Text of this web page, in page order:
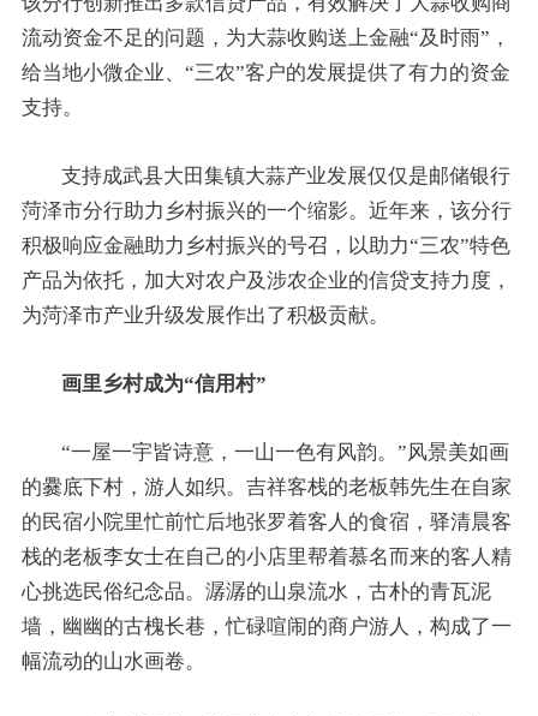
流动资金不足的问题，为大蒜收购送上金融“及时雨”，
给当地小微企业、“三农”客户的发展提供了有力的资金
支持。
支持成武县大田集镇大蒜产业发展仅仅是邮储银行
菏泽市分行助力乡村振兴的一个缩影。近年来，该分行
积极响应金融助力乡村振兴的号召，以助力“三农”特色
产品为依托，加大对农户及涉农企业的信贷支持力度，
为菏泽市产业升级发展作出了积极贡献。
画里乡村成为“信用村”
“一屋一宇皆诗意，一山一色有风韵。”风景美如画
的爨底下村，游人如织。吉祥客栈的老板韩先生在自家
的民宿小院里忙前忙后地张罗着客人的食宿，驿清晨客
栈的老板李女士在自己的小店里帮着慕名而来的客人精
心挑选民俗纪念品。潺潺的山泉流水，古朴的青瓦泥
墙，幽幽的古槐长巷，忙碌喧闹的商户游人，构成了一
幅流动的山水画卷。